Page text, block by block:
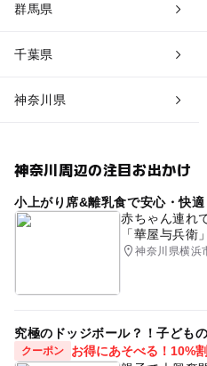
群馬県
千葉県
神奈川県
神奈川周辺の注目お出かけ
小上がり席&離乳食で安心・快
赤ちゃん連れ
「華屋与兵衛」
神奈川県横浜
究極のドッジボール？！子ども
クーポン
お得にあそべる！10%割